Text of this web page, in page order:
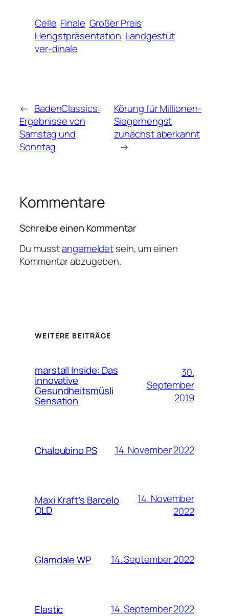
Celle Finale Großer Preis
Hengstpräsentation Landgestüt
ver-dinale
← BadenClassics:
Ergebnisse von
Samstag und
Sonntag
Körung für Millionen-
Siegerhengst
zunächst aberkannt
→
Kommentare
Schreibe einen Kommentar
Du musstangemeldetsein, um einen
Kommentar abzugeben.
WEITERE BEITRÄGE
marstall Inside: Das
innovative
Gesundheitsmüsli
Sensation
30.
September
2019
Chaloubino PS 14. November 2022
Maxi Kraft’s Barcelo
OLD
14. November
2022
Glamdale WP 14. September 2022
Elastic 14. September 2022